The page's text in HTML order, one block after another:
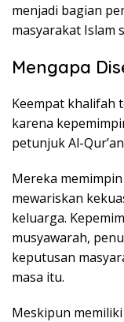
menjadi bagian
masyarakat Islam
Mengapa
Keempat khalifah
karena
petunjuk Al-
Mereka
mewariskan
keluarga.
musyawarah,
keputusan
masa itu.
Meskipun